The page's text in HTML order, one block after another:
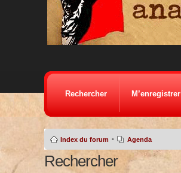
Rechercher M’enregistrer
Index du forum • Agenda
Rechercher